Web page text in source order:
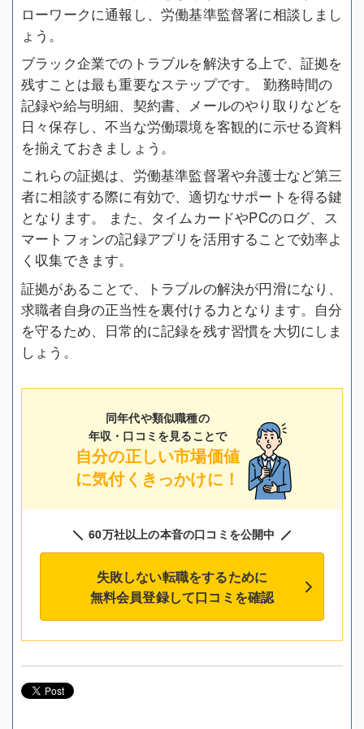
ローワークに通報し、労働基準監督署に相談しまし
ょう。
ブラック企業でのトラブルを解決する上で、証拠を
残すことは最も重要なステップです。 勤務時間の
記録や給与明細、契約書、メールのやり取りなどを
日々保存し、不当な労働環境を客観的に示せる資料
を揃えておきましょう。
これらの証拠は、労働基準監督署や弁護士など第三
者に相談する際に有効で、適切なサポートを得る鍵
となります。 また、タイムカードやPCのログ、ス
マートフォンの記録アプリを活用することで効率よ
く収集できます。
証拠があることで、トラブルの解決が円滑になり、
求職者自身の正当性を裏付ける力となります。自分
を守るため、日常的に記録を残す習慣を大切にしま
しょう。
同年代や類似職種の
年収・口コミを見ることで
自分の正しい市場価値
に気付くきっかけに！
60万社以上の本音の口コミを公開中
失敗しない転職をするために
無料会員登録して口コミを確認